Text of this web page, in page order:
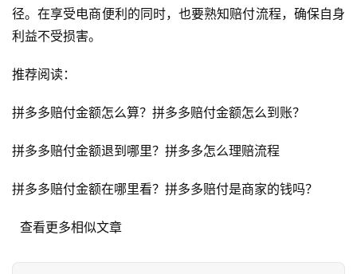
自
媒
G
O
化
A
观
径。在享受电商便利的同时，也要熟知赔付流程，确保自身
利益不受损害。
推荐阅读：
拼多多赔付金额怎么算？拼多多赔付金额怎么到账？
拼多多赔付金额退到哪里？拼多多怎么理赔流程
拼多多赔付金额在哪里看？拼多多赔付是商家的钱吗？
  查看更多相似文章